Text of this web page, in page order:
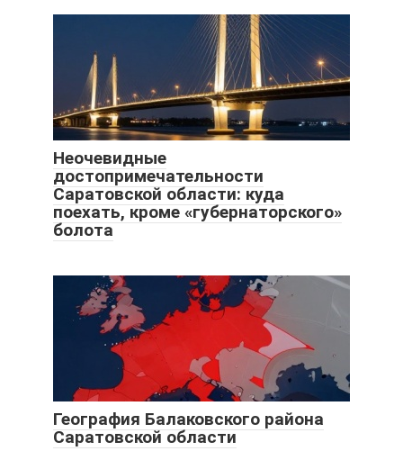
Неочевидные
достопримечательности
Саратовской области: куда
поехать, кроме «губернаторского»
болота
География Балаковского района
Саратовской области